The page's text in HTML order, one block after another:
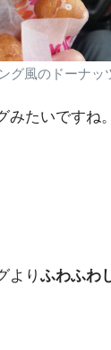
グ風のドーナッ
みたいです
より ふわふわ